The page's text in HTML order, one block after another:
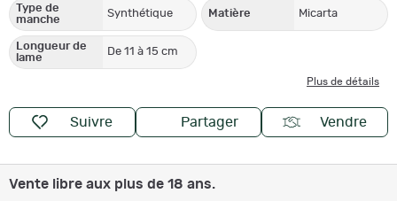
Type de
manche
Synthétique Matière Micarta
Longueur de
lame
De 11 à 15 cm
Plus de détails
Suivre Partager Vendre
Vente libre aux plus de 18 ans.